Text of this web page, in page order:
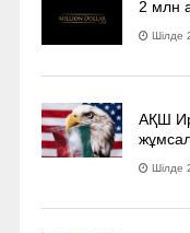
2 млн
Шілде
АҚШ
Шілде